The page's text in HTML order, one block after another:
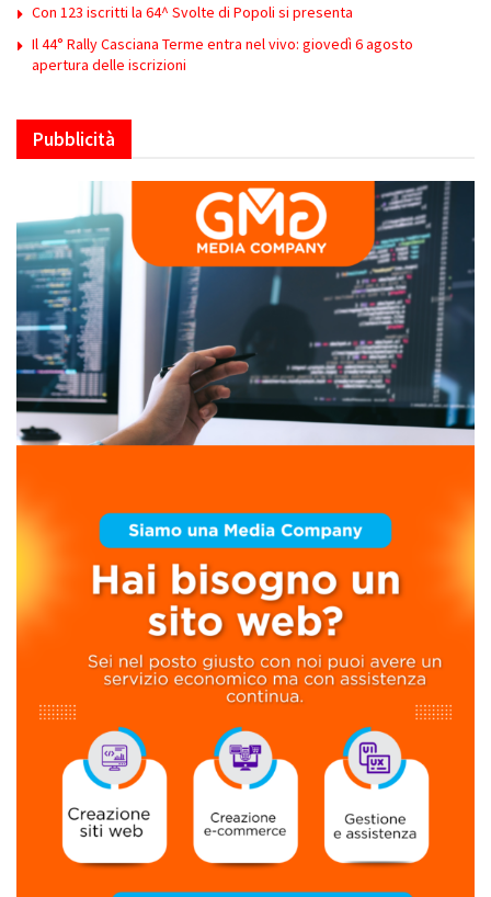
Con 123 iscritti la 64^ Svolte di Popoli si presenta
Il 44° Rally Casciana Terme entra nel vivo: giovedì 6 agosto
apertura delle iscrizioni
Pubblicità